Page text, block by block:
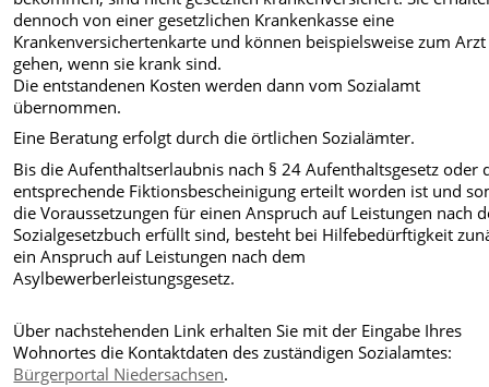
dennoch von einer gesetzlichen Krankenkasse eine
Krankenversichertenkarte und können beispielsweise zum Arzt
gehen, wenn sie krank sind.
Die entstandenen Kosten werden dann vom Sozialamt
übernommen.
Eine Beratung erfolgt durch die örtlichen Sozialämter.
Bis die Aufenthaltserlaubnis nach § 24 Aufenthaltsgesetz oder
entsprechende Fiktionsbescheinigung erteilt worden ist und
die Voraussetzungen für einen Anspruch auf Leistungen nach
Sozialgesetzbuch erfüllt sind, besteht bei Hilfebedürftigkeit
ein Anspruch auf Leistungen nach dem
Asylbewerberleistungsgesetz.
Über nachstehenden Link erhalten Sie mit der Eingabe Ihres
Wohnortes die Kontaktdaten des zuständigen Sozialamtes:
Bürgerportal Niedersachsen.